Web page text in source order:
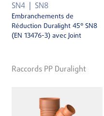
SN4 SN8
Embranchements de
Réduction Duralight 45° SN8
(EN 13476-3) avec Joint
Raccords PP Duralight